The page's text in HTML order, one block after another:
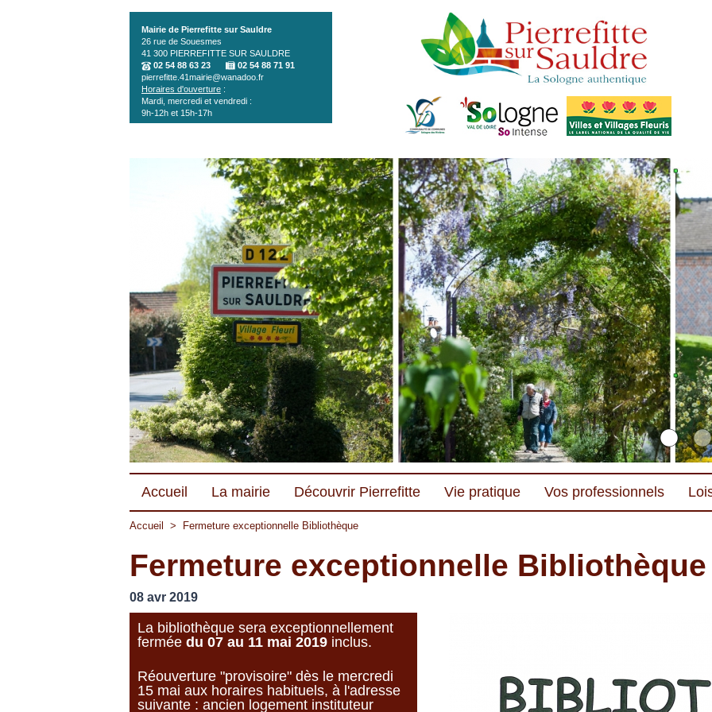
Mairie de Pierrefitte sur Sauldre
26 rue de Souesmes
41 300 PIERREFITTE SUR SAULDRE
02 54 88 63 23
02 54 88 71 91
pierrefitte.41mairie@wanadoo.fr
Horaires d'ouverture :
Mardi, mercredi et vendredi :
9h-12h et 15h-17h
Accueil La mairie Découvrir Pierrefitte Vie pratique Vos professionnels
Accueil > Fermeture exceptionnelle Bibliothèque
Fermeture exceptionnelle Bibliothèque
08 avr 2019
La bibliothèque sera exceptionnellement
fermée du 07 au 11 mai 2019 inclus.
Réouverture "provisoire" dès le mercredi
15 mai aux horaires habituels, à l'adresse
suivante : ancien logement instituteur